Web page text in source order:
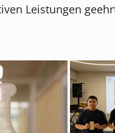
Leistungen